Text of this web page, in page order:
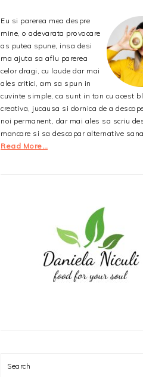
Eu si parerea mea despre
mine, o adevarata provocare
as putea spune, insa desi
ma ajuta sa aflu parerea
celor dragi, cu laude dar mai
ales critici, am sa spun in
cuvinte simple, ca sunt in ton cu acest
creativa, jucausa si dornica de a
noi permanent, dar mai ales sa scriu
mancare si sa descopar alternative
Read More…
Search